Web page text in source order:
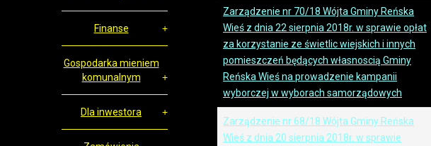
Zarządzenie nr 70/18 Wójta Gminy Reńska
Wieś z dnia 22 sierpnia 2018r. w sprawie opłat
za korzystanie ze świetlic wiejskich i innych
pomieszczeń będących własnoscią Gminy
Reńska Wieś na prowadzenie kampanii
wyborczej w wyborach samorządowych
Zarządzenie nr 68/18 Wójta Gminy Reńska
Wieś z dnia 20 sierpnia 2018r. w sprawie
Finanse
Gospodarka mieniem
komunalnym
Dla inwestora